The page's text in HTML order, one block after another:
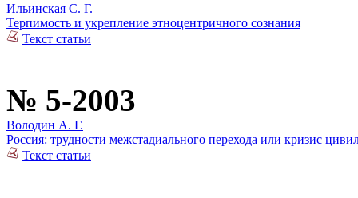
Ильинская С. Г.
Терпимость и укрепление этноцентричного сознания
Текст статьи
№ 5-2003
Володин А. Г.
Россия: трудности межстадиального перехода или кризис
Текст статьи